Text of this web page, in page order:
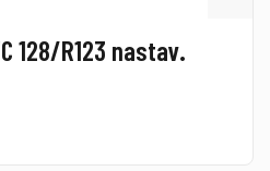
128/R123 nastav.